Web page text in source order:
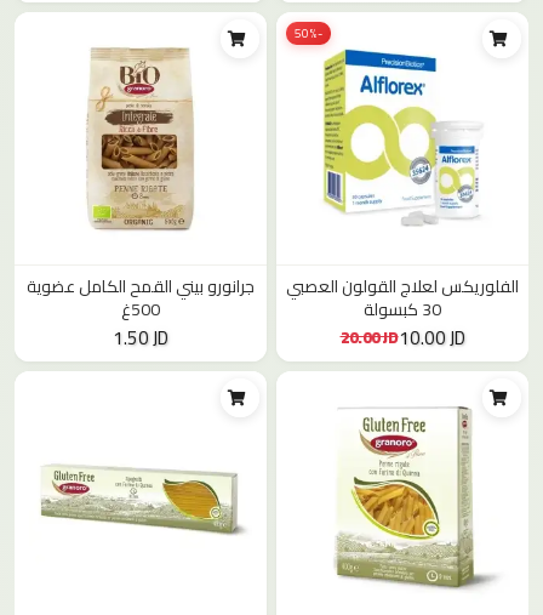
-50%
الفلوريكس لعلاج القولون العصبي
30 كبسولة
20.00 JD10.00 JD
جرانورو بيني القمح الكامل عضوية
500غ
1.50 JD